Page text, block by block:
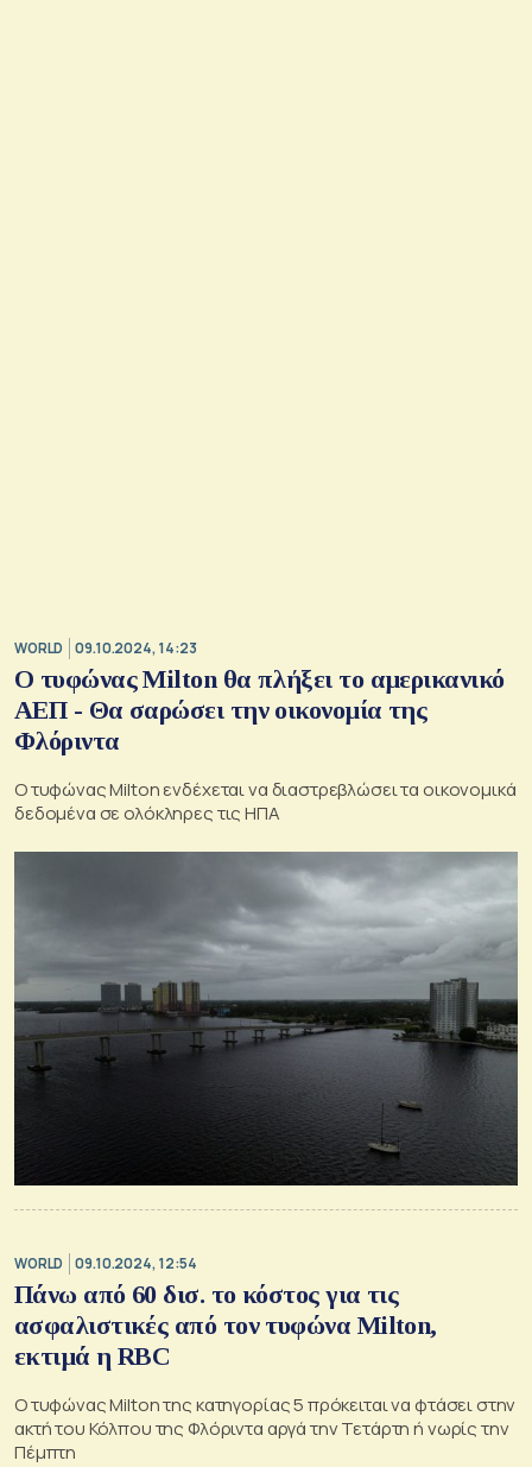
WORLD 09.10.2024, 14:23
Ο τυφώνας Milton θα πλήξει το αμερικανικό
ΑΕΠ - Θα σαρώσει την οικονομία της
Φλόριντα
Ο τυφώνας Milton ενδέχεται να διαστρεβλώσει τα οικονομικά
δεδομένα σε ολόκληρες τις ΗΠΑ
WORLD 09.10.2024, 12:54
Πάνω από 60 δισ. το κόστος για τις
ασφαλιστικές από τον τυφώνα Milton,
εκτιμά η RBC
Ο τυφώνας Milton της κατηγορίας 5 πρόκειται να φτάσει στην
ακτή του Κόλπου της Φλόριντα αργά την Τετάρτη ή νωρίς την
Πέμπτη